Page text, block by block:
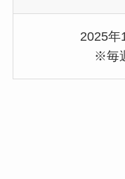
2025年
※毎